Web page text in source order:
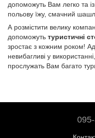
допоможуть Вам легко та
польову їжу, смачний
А розмістити велику
допоможуть туристичні
зростає з кожним роком!
невибагливі у
прослужать Вам багато